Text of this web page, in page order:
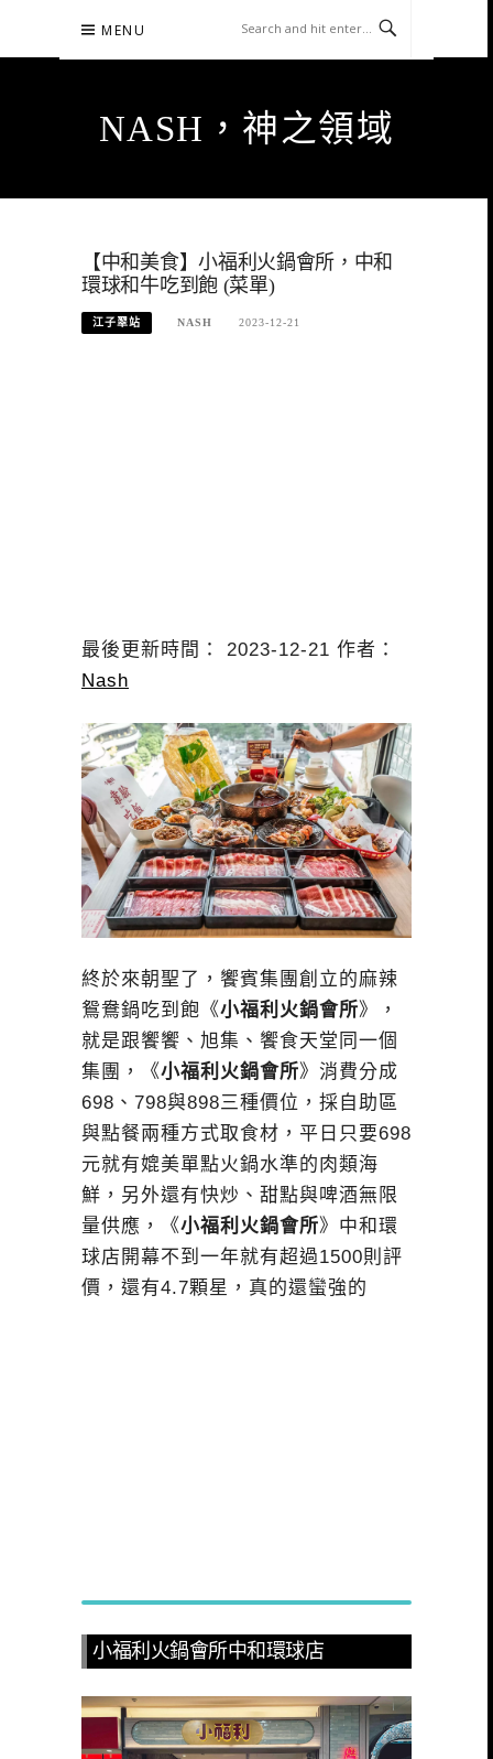
content
MENU
NASH，神之領域
【中和美食】小福利火鍋會所，中和
環球和牛吃到飽 (菜單)
江子翠站 NASH 2023-12-21
最後更新時間： 2023-12-21 作者：
Nash
終於來朝聖了，饗賓集團創立的麻辣
鴛鴦鍋吃到飽《小福利火鍋會所》，
就是跟饗饗、旭集、饗食天堂同一個
集團，《小福利火鍋會所》消費分成
698、798與898三種價位，採自助區
與點餐兩種方式取食材，平日只要698
元就有媲美單點火鍋水準的肉類海
鮮，另外還有快炒、甜點與啤酒無限
量供應，《小福利火鍋會所》中和環
球店開幕不到一年就有超過1500則評
價，還有4.7顆星，真的還蠻強的
小福利火鍋會所中和環球店